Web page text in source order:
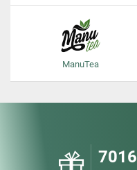
ManuTea
7016